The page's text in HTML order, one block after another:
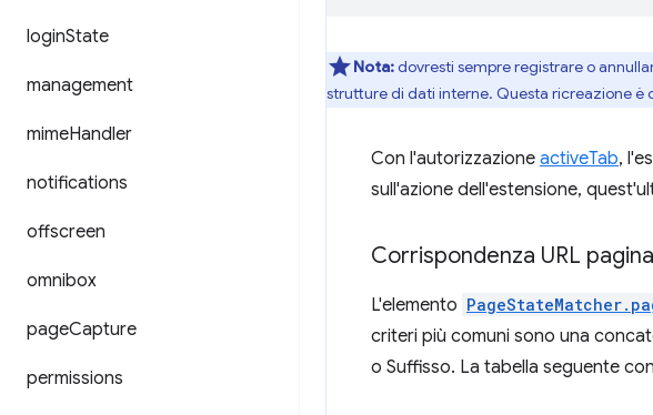
loginState
management
mimeHandler
notifications
offscreen
omnibox
pageCapture
permissions
Nota:dovresti sempre registrare o
strutture di dati interne. Questa ricreazione
Con l'autorizzazione activeTab,
sull'azione dell'estensione,
Corrispondenza URL pagina
L'elemento
criteri più comuni sono una
o Suffisso. La tabella seguente